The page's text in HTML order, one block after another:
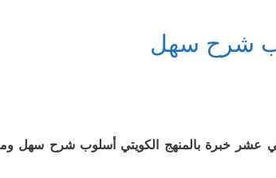
شرح سهل
عشر خبرة بالمنهج الكويتي أسلوب شرح سهل